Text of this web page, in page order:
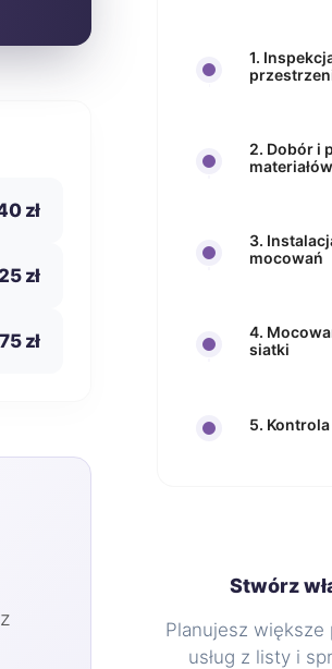
zł
zł
zł
1.
2. Dobór i
materiałów
3.
mocowań
4.
siatki
5.
Stwórz
Planujesz większe
usług z listy i